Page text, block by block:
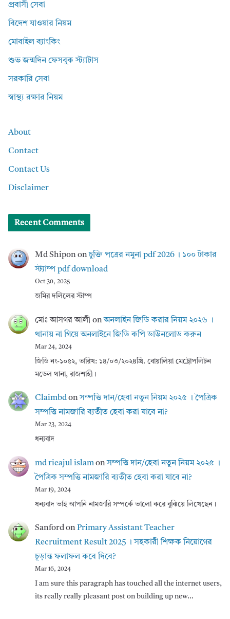
প্রবাসী সেবা
বিদেশ যাওয়ার নিয়ম
মোবাইল ব্যাংকিং
শুভ জন্মদিন ফেসবুক স্ট্যাটাস
সরকারি সেবা
স্বাস্থ্য রক্ষার নিয়ম
About
Contact
Contact Us
Disclaimer
Recent Comments
Md Shipononচুক্তি পত্রের নমুনা pdf 2026 । ১০০ টাকার
স্ট্যাম্প pdf download
Oct 30, 2025
জমির দলিলের স্টাম্প
মোঃ আসগর আলী onঅনলাইন জিডি করার নিয়ম ২০২৬ ।
থানায় না গিয়ে অনলাইনে জিডি কপি ডাউনলোড করুন
Mar 24, 2024
জিডি নং-১০৫২, তারিখ: ১৪/০৩/২০২৪খ্রি. বোয়ালিয়া মেট্রোপলিটন
মডেল থানা, রাজশাহী।
Claimbdonসম্পত্তি দান/হেবা নতুন নিয়ম ২০২৫ । পৈত্রিক
সম্পত্তি নামজারি ব্যতীত হেবা করা যাবে না?
Mar 23, 2024
ধন্যবাদ
md rieajul islamonসম্পত্তি দান/হেবা নতুন নিয়ম ২০২৫ ।
পৈত্রিক সম্পত্তি নামজারি ব্যতীত হেবা করা যাবে না?
Mar 19, 2024
ধন্যবাদ ভাই আপনি নামজারি সম্পর্কে ভালো করে বুঝিয়ে লিখেছেন।
SanfordonPrimary Assistant Teacher
Recruitment Result 2025 । সহকারী শিক্ষক নিয়োগের
চূড়ান্ত ফলাফল কবে দিবে?
Mar 16, 2024
I am sure this paragraph has touched all the internet users,
its really really pleasant post on building up new…